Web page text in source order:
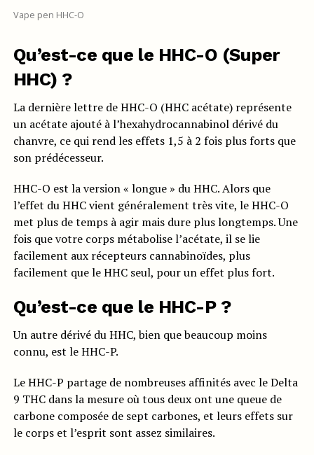
Vape pen HHC-O
Qu’est-ce que le HHC-O (Super
HHC) ?
La dernière lettre de HHC-O (HHC acétate) représente
un acétate ajouté à l’hexahydrocannabinol dérivé du
chanvre, ce qui rend les effets 1,5 à 2 fois plus forts que
son prédécesseur.
HHC-O est la version « longue » du HHC. Alors que
l’effet du HHC vient généralement très vite, le HHC-O
met plus de temps à agir mais dure plus longtemps. Une
fois que votre corps métabolise l’acétate, il se lie
facilement aux récepteurs cannabinoïdes, plus
facilement que le HHC seul, pour un effet plus fort.
Qu’est-ce que le HHC-P ?
Un autre dérivé du HHC, bien que beaucoup moins
connu, est le HHC-P.
Le HHC-P partage de nombreuses affinités avec le Delta
9 THC dans la mesure où tous deux ont une queue de
carbone composée de sept carbones, et leurs effets sur
le corps et l’esprit sont assez similaires.